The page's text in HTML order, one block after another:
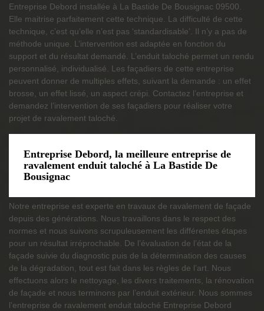
Entreprise Debord installée à La Bastide De Bousignac 09500.
Elle maitrise parfaitement cette technique. La difficulté de cette
technique, c’est qu’elle n’est pas ‘standardisable’. Il n’y a pas de
méthode unique. L’intervention est adaptée en fonction du
support et du résultat demandé. L’enduit taloché permet un rendu
personnalisé, individualisé. Les façadiers de cette entreprise
peuvent donner de multiples effets, suivant la demande : un effet
brosse, un effet lissé, un aspect crépi. Contactez l’entreprise et
demandez l’intervention de ses façadiers pour réaliser votre
projet de ravalement taloché.
Entreprise Debord, la meilleure entreprise de
ravalement enduit taloché à La Bastide De
Bousignac
Notre entreprise est experte en travaux de ravalement de façade
depuis des générations. Nous travaillons dans le respect des
normes et nous suivons scrupuleusement les différentes étapes
pour un résultat irréprochable. De l’évaluation de l’état de la
façade suivie du diagnostic puis de la détermination des causes
de la dégradation, tout est fait dans les règles de l’art. Nous
effectuons alors le nettoyage, les divers traitements, la rénovation
de façade et nous terminons par l’enduit extérieur. Nous sommes
l’entreprise de ravalement enduit taloché Entreprise Debord